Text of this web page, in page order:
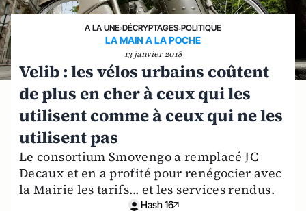
A LA UNE›DÉCRYPTAGES›POLITIQUE
LA MAIN A LA POCHE
13 janvier 2018
Velib : les vélos urbains coûtent
de plus en cher à ceux qui les
utilisent comme à ceux qui ne les
utilisent pas
Le consortium Smovengo a remplacé JC
Decaux et en a profité pour renégocier avec
la Mairie les tarifs... et les services rendus.
Hash 16